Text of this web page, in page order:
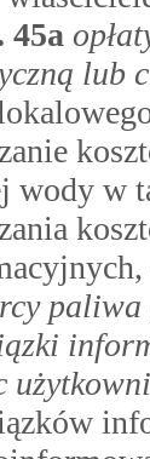
45a
lub
wody w
paliwa